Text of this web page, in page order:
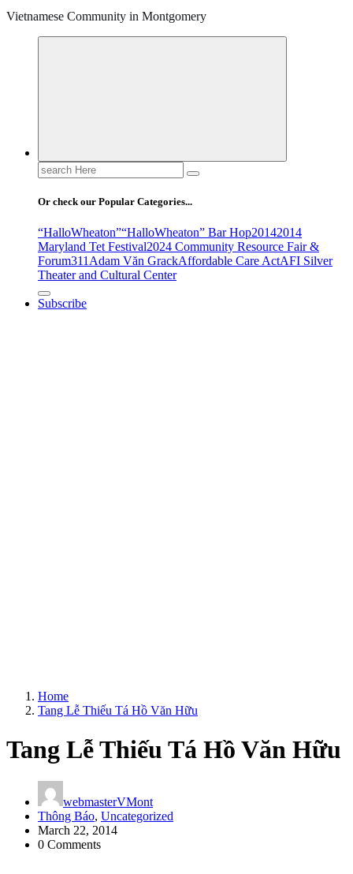
Vietnamese Community in Montgomery
Search
for:
Or check our Popular Categories...
“HalloWheaton”“HalloWheaton” Bar Hop20142014
Maryland Tet Festival2024 Community Resource Fair &
Forum311Adam Văn GrackAffordable Care ActAFI Silver
Theater and Cultural Center
Subscribe
Home
Tang Lễ Thiếu Tá Hồ Văn Hữu
Tang Lễ Thiếu Tá Hồ Văn Hữu
webmasterVMont
Thông Báo, Uncategorized
March 22, 2014
0 Comments